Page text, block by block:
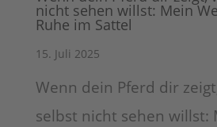
nicht sehen willst: Mein
Ruhe im Sattel
15. Juli 2025
Wenn dein Pferd dir
selbst nicht sehen willst: